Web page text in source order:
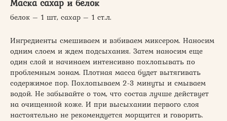
белок – 1 шт, сахар – 1 ст.л.
Ингредиенты смешиваем и взбиваем миксером. Наносим
одним слоем и ждем подсыхания. Затем наносим еще
один слой и начинаем интенсивно похлопывать по
проблемным зонам. Плотная масса будет вытягивать
содержимое пор. Похлопываем 2-3 минуты и смываем
водой. Не забывайте о том, что состав лучше действует
на очищенной коже. И при высыхании первого слоя
настоятельно не рекомендуется морщится и говорить.